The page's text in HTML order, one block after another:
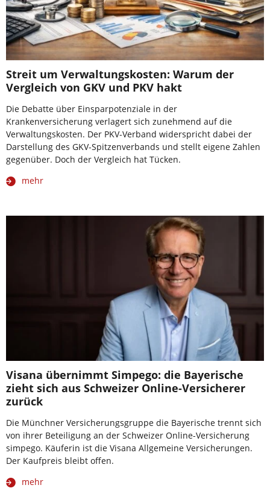
Streit um Verwaltungskosten: Warum der
Vergleich von GKV und PKV hakt
Die Debatte über Einsparpotenziale in der
Krankenversicherung verlagert sich zunehmend auf die
Verwaltungskosten. Der PKV-Verband widerspricht dabei der
Darstellung des GKV-Spitzenverbands und stellt eigene Zahlen
gegenüber. Doch der Vergleich hat Tücken.
mehr
Visana übernimmt Simpego: die Bayerische
zieht sich aus Schweizer Online-Versicherer
zurück
Die Münchner Versicherungsgruppe die Bayerische trennt sich
von ihrer Beteiligung an der Schweizer Online-Versicherung
simpego. Käuferin ist die Visana Allgemeine Versicherungen.
Der Kaufpreis bleibt offen.
mehr